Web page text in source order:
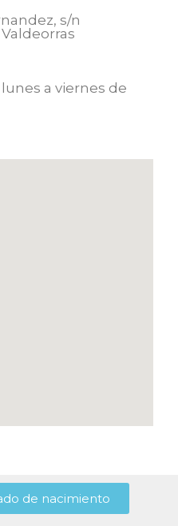
s/n
a viernes de
de nacimiento